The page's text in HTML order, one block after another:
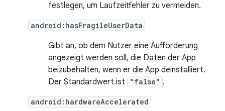
festlegen, um Laufzeitfehler zu vermeiden.
android:hasFragileUserData
Gibt an, ob dem Nutzer eine Aufforderung
angezeigt werden soll, die Daten der App
beizubehalten, wenn er die App deinstalliert.
Der Standardwert ist
"false" .
android:hardwareAccelerated